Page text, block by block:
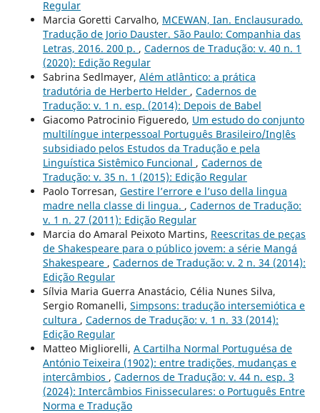
Regular
Marcia Goretti Carvalho, MCEWAN, Ian. Enclausurado.
Tradução de Jorio Dauster. São Paulo: Companhia das
Letras, 2016. 200 p. , Cadernos de Tradução: v. 40 n. 1
(2020): Edição Regular
Sabrina Sedlmayer, Além atlântico: a prática
tradutória de Herberto Helder , Cadernos de
Tradução: v. 1 n. esp. (2014): Depois de Babel
Giacomo Patrocinio Figueredo, Um estudo do conjunto
multilíngue interpessoal Português Brasileiro/Inglês
subsidiado pelos Estudos da Tradução e pela
Linguística Sistêmico Funcional , Cadernos de
Tradução: v. 35 n. 1 (2015): Edição Regular
Paolo Torresan, Gestire l’errore e l’uso della lingua
madre nella classe di lingua. , Cadernos de Tradução:
v. 1 n. 27 (2011): Edição Regular
Marcia do Amaral Peixoto Martins, Reescritas de peças
de Shakespeare para o público jovem: a série Mangá
Shakespeare , Cadernos de Tradução: v. 2 n. 34 (2014):
Edição Regular
Sílvia Maria Guerra Anastácio, Célia Nunes Silva,
Sergio Romanelli, Simpsons: tradução intersemiótica e
cultura , Cadernos de Tradução: v. 1 n. 33 (2014):
Edição Regular
Matteo Migliorelli, A Cartilha Normal Portuguésa de
António Teixeira (1902): entre tradições, mudanças e
intercâmbios , Cadernos de Tradução: v. 44 n. esp. 3
(2024): Intercâmbios Finisseculares: o Português Entre
Norma e Tradução